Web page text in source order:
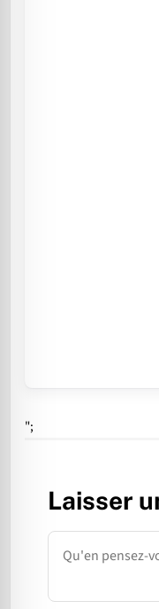
";
Laisser
Commentaire